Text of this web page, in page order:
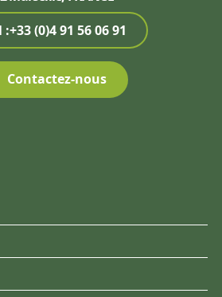
:+33 (0)4 91 56 06 91
Contactez-nous